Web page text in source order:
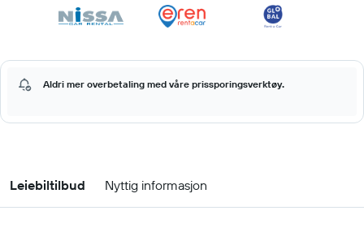
Aldri mer overbetaling med våre prissporingsverktøy.
Leiebiltilbud Nyttig informasjon